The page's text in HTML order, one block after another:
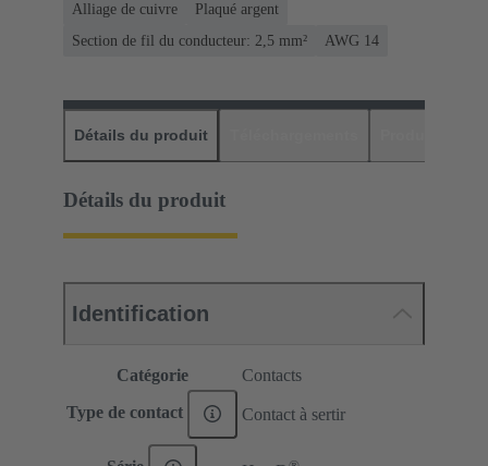
Alliage de cuivre
Plaqué argent
Section de fil du conducteur: 2,5 mm²
AWG 14
Détails du produit
Détails du produit
Identification
Catégorie Contacts
Type de contact Contact à sertir